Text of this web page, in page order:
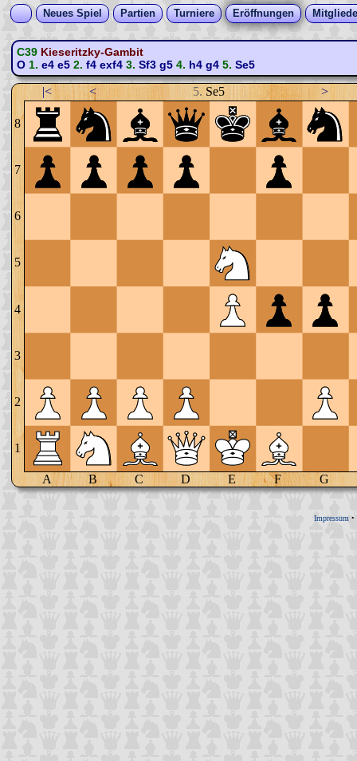
Neues Spiel Partien Turniere Eröffnungen
C39 Kieseritzky-Gambit
O1. e4 e52. f4 exf43. Sf3 g54. h4 g45. Se5
|< < 5. Se5 >
8
7
6
5
4
3
2
1
A B C D E F G
Impressum •